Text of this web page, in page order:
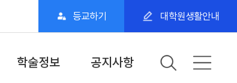
등교하기 대학원생활안내
학술정보 공지사항